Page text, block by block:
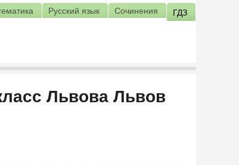
Русский язык Сочинения ГДЗ
Львова Львов